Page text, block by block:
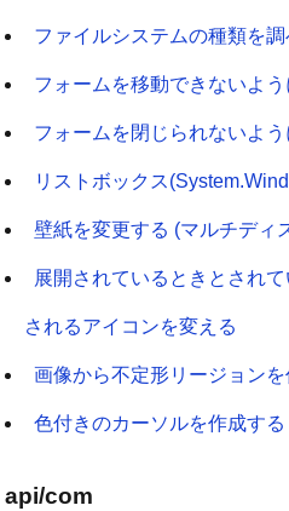
ファイルシステムの種類を
フォームを移動できないよう
フォームを閉じられないよう
リストボックス
壁紙を変更する (マルチディ
展開されているときとされ
されるアイコンを変える
画像から不定形リージョンを
色付きのカーソルを作成する
api/com